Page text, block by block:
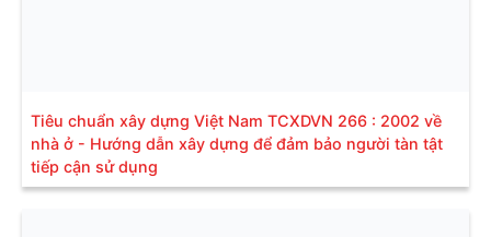
Tiêu chuẩn xây dựng Việt Nam TCXDVN 266 : 2002 về
nhà ở - Hướng dẫn xây dựng để đảm bảo người tàn tật
tiếp cận sử dụng